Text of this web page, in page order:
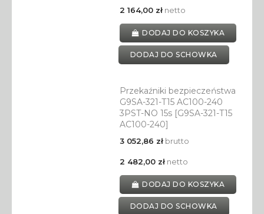
2 164,00 złnetto
DODAJ DO KOSZYKA
DODAJ DO SCHOWKA
Przekaźniki bezpieczeństwa
G9SA-321-T15 AC100-240
3PST-NO 15s [G9SA-321-T15
AC100-240]
3 052,86 złbrutto
2 482,00 złnetto
DODAJ DO KOSZYKA
DODAJ DO SCHOWKA